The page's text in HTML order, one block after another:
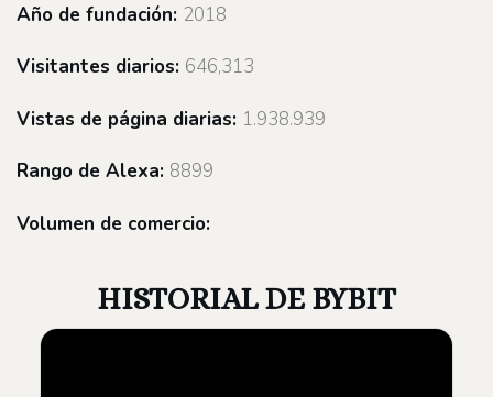
Año de fundación: 2018
Visitantes diarios: 646,313
Vistas de página diarias: 1.938.939
Rango de Alexa: 8899
Volumen de comercio:
HISTORIAL DE BYBIT